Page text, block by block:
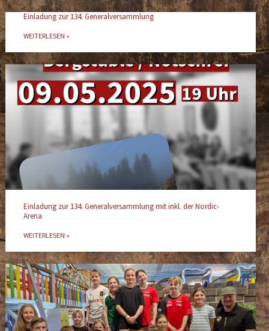
Einladung zur 134. Generalversammlung
WEITERLESEN »
Einladung zur 134. Generalversammlung mit inkl. der Nordic-
Arena
WEITERLESEN »